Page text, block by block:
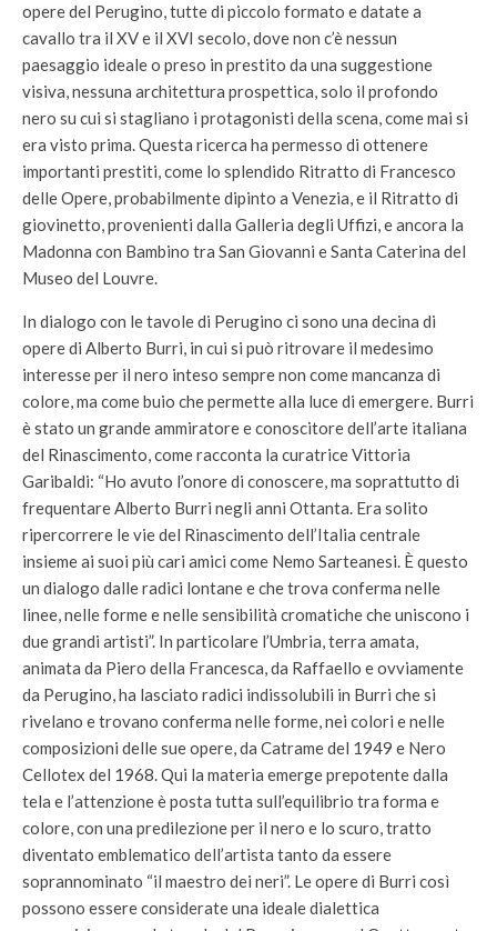
opere del Perugino, tutte di piccolo formato e datate a
cavallo tra il XV e il XVI secolo, dove non c’è nessun
paesaggio ideale o preso in prestito da una suggestione
visiva, nessuna architettura prospettica, solo il profondo
nero su cui si stagliano i protagonisti della scena, come mai si
era visto prima. Questa ricerca ha permesso di ottenere
importanti prestiti, come lo splendido Ritratto di Francesco
delle Opere, probabilmente dipinto a Venezia, e il Ritratto di
giovinetto, provenienti dalla Galleria degli Uffizi, e ancora la
Madonna con Bambino tra San Giovanni e Santa Caterina del
Museo del Louvre.
In dialogo con le tavole di Perugino ci sono una decina di
opere di Alberto Burri, in cui si può ritrovare il medesimo
interesse per il nero inteso sempre non come mancanza di
colore, ma come buio che permette alla luce di emergere. Burri
è stato un grande ammiratore e conoscitore dell’arte italiana
del Rinascimento, come racconta la curatrice Vittoria
Garibaldi: “Ho avuto l’onore di conoscere, ma soprattutto di
frequentare Alberto Burri negli anni Ottanta. Era solito
ripercorrere le vie del Rinascimento dell’Italia centrale
insieme ai suoi più cari amici come Nemo Sarteanesi. È questo
un dialogo dalle radici lontane e che trova conferma nelle
linee, nelle forme e nelle sensibilità cromatiche che uniscono i
due grandi artisti”. In particolare l’Umbria, terra amata,
animata da Piero della Francesca, da Raffaello e ovviamente
da Perugino, ha lasciato radici indissolubili in Burri che si
rivelano e trovano conferma nelle forme, nei colori e nelle
composizioni delle sue opere, da Catrame del 1949 e Nero
Cellotex del 1968. Qui la materia emerge prepotente dalla
tela e l’attenzione è posta tutta sull’equilibrio tra forma e
colore, con una predilezione per il nero e lo scuro, tratto
diventato emblematico dell’artista tanto da essere
soprannominato “il maestro dei neri”. Le opere di Burri così
possono essere considerate una ideale dialettica